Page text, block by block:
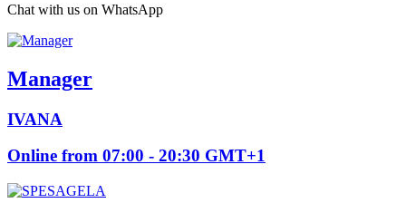
Chat with us on WhatsApp
Manager
IVANA
Online from 07:00 - 20:30 GMT+1